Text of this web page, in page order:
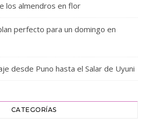
los almendros en flor
perfecto para un domingo en
desde Puno hasta el Salar de Uyuni
CATEGORÍAS